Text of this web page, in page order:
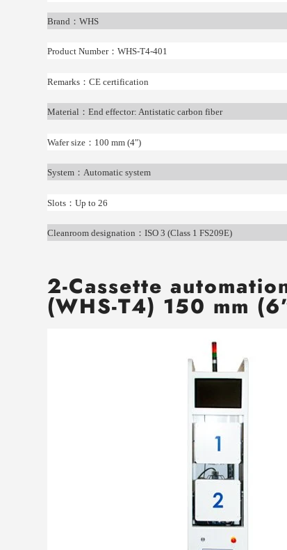
Brand ： WHS
Product Number： WHS-T4-401
Remarks： CE certification
Material ： End effector: Antistatic carbon fiber
Wafer size： 100 mm (4")
System： Automatic system
Slots： Up to 26
Cleanroom designation ： ISO 3 (Class 1 FS209E)
2-Cassette
(WHS-T4) 150 mm